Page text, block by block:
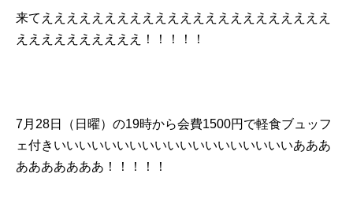
来てえええええええええええええええええええええええ
ええええええええええ！！！！！
7月28日（日曜）の19時から会費1500円で軽食ブュッフ
ェ付きいいいいいいいいいいいいいいいいいいいあああ
あああああああ！！！！！